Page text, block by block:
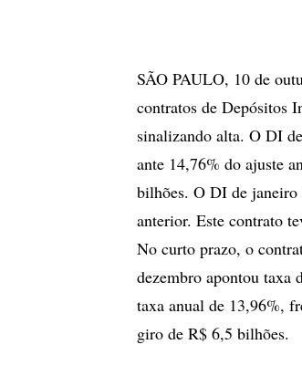
SÃO PAULO, 10 de
contratos de Depósitos
sinalizando alta. O DI
ante 14,76% do ajuste
bilhões. O DI de janeiro
anterior. Este contrato
No curto prazo, o
dezembro apontou taxa
taxa anual de 13,96%,
giro de R$ 6,5 bilhões.